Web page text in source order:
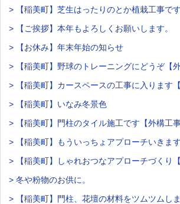
> 【稲美町】芝生はったりのとか植栽工事で
> 【ご挨拶】本年もよろしくお願いします。
> 【お休み】年末年始の知らせ
> 【稲美町】野球のトレーニングにどうぞ【
> 【稲美町】カースペースの工事に入ります
> 【稲美町】いなみ冬景色
> 【稲美町】門柱のタイル施工です【外構工
> 【稲美町】もういっちょアプローチいきま
> 【稲美町】しゃれおつなアプローチづくり
> 冬や粉物のお供に。
> 【稲美町】門柱、花壇の材料をツムツムし